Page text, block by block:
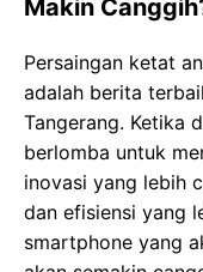
Makin
Persaingan ketat
adalah berita
Tangerang. Ketika
berlomba untuk
inovasi yang lebih
dan efisiensi yang
smartphone yang